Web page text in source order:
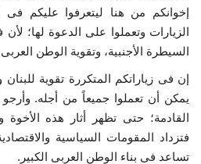
مرجعياتنا
المواطن العالمي
الرواد
فرص
إخوانكم من هنا ليتعرفوا عليكم فى
الزيارات وتعملوا على الدعوة لها؛
السيطرة الأجنبية، وتقوية الوطن
إن فى زياراتكم المتكررة تقوية
يمكن أن تعملوا جميعاً من أجله.
القادمة؛ حتى تظهر أثار هذه الأخوة
فتزداد المقومات السياسية
تساعد فى بناء الوطن العربى الكبير.